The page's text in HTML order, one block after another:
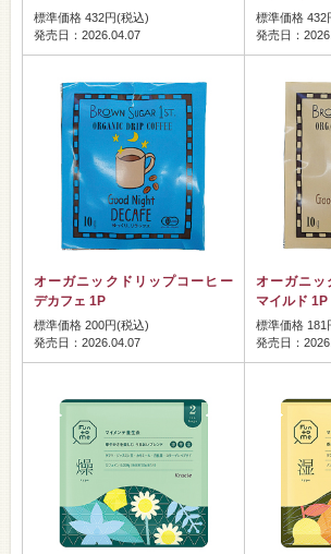
標準価格 432円(税込)
発売日：2026.04.07
標準価格 432
発売日：
オーガニックドリップコーヒー
デカフェ 1P
標準価格 200円(税込)
発売日：2026.04.07
オーガニッ
マイルド 1P
標準価格 181
発売日：